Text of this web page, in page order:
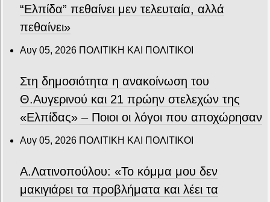
“Ελπίδα” πεθαίνει μεν τελευταία, αλλά
πεθαίνει»
Αυγ 05, 2026 ΠΟΛΙΤΙΚΗ ΚΑΙ ΠΟΛΙΤΙΚΟΙ
Στη δημοσιότητα η ανακοίνωση του
Θ.Αυγερινού και 21 πρώην στελεχών της
«Ελπίδας» – Ποιοι οι λόγοι που αποχώρησαν
Αυγ 05, 2026 ΠΟΛΙΤΙΚΗ ΚΑΙ ΠΟΛΙΤΙΚΟΙ
Α.Λατινοπούλου: «Το κόμμα μου δεν
μακιγιάρει τα προβλήματα και λέει τα